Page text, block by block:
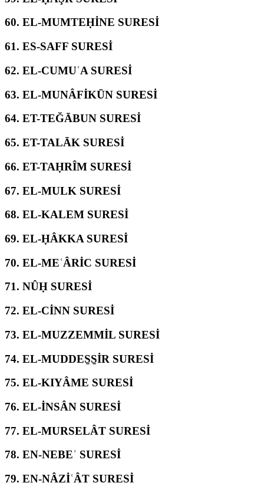
60. EL-MUMTEḤİNE SURESİ
61. ES-SAFF SURESİ
62. EL-CUMUʿA SURESİ
63. EL-MUNÂFİKŪN SURESİ
64. ET-TEĞĀBUN SURESİ
65. ET-TALĀK SURESİ
66. ET-TAḤRÎM SURESİ
67. EL-MULK SURESİ
68. EL-KALEM SURESİ
69. EL-ḤÂKKA SURESİ
70. EL-MEʿÂRİC SURESİ
71. NÛḤ SURESİ
72. EL-CİNN SURESİ
73. EL-MUZZEMMİL SURESİ
74. EL-MUDDES̱S̱İR SURESİ
75. EL-KIYÂME SURESİ
76. EL-İNSÂN SURESİ
77. EL-MURSELÂT SURESİ
78. EN-NEBEʾ SURESİ
79. EN-NÂZİʿÂT SURESİ